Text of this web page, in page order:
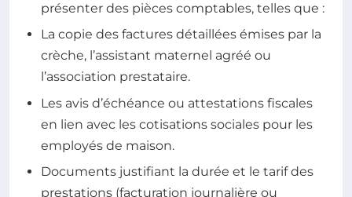
présenter des pièces comptables, telles que :
La copie des factures détaillées émises par la
crèche, l’assistant maternel agréé ou
l’association prestataire.
Les avis d’échéance ou attestations fiscales
en lien avec les cotisations sociales pour les
employés de maison.
Documents justifiant la durée et le tarif des
prestations (facturation journalière ou